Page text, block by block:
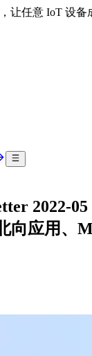
让任意 IoT 设
2022-
向应用、